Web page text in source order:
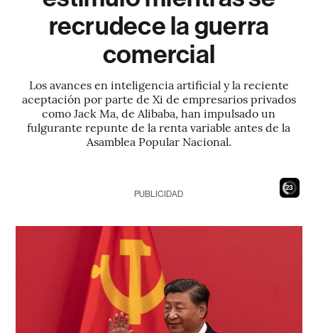
recrudece la guerra
comercial
Los avances en inteligencia artificial y la reciente
aceptación por parte de Xi de empresarios privados
como Jack Ma, de Alibaba, han impulsado un
fulgurante repunte de la renta variable antes de la
Asamblea Popular Nacional.
21
PUBLICIDAD